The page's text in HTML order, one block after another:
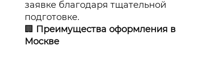
заявке благодаря тщательной
подготовке.
🏢 Преимущества оформления в
Москве